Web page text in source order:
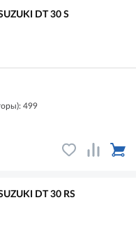
DT 30 S
499
DT 30 RS